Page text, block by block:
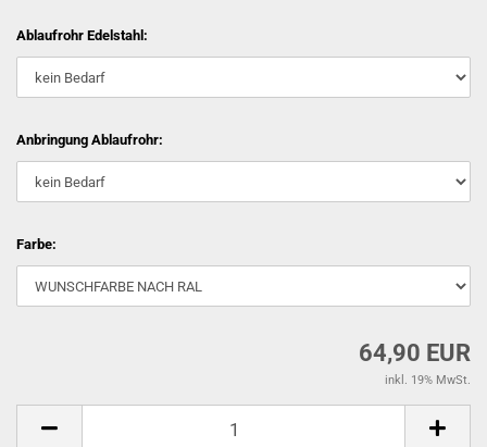
Ablaufrohr Edelstahl:
Anbringung Ablaufrohr:
Farbe:
64,90 EUR
inkl. 19% MwSt.